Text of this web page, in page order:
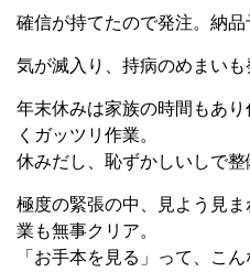
確信が持てたので発注。納品
気が滅入り、持病のめまいも
年末休みは家族の時間もあ
くガッツリ作業。
休みだし、恥ずかしいしで整
極度の緊張の中、見よう見
業も無事クリア。
「お手本を見る」って、こ